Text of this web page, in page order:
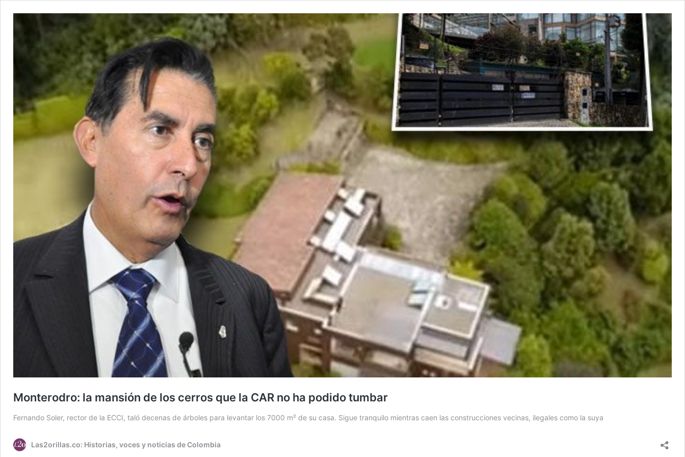
Monterodro: la mansión de los cerros que la CAR no ha podido tumbar
Fernando Soler, rector de la ECCI, taló decenas de árboles para levantar los 7000 m² de su casa. Sigue tranquilo mientras caen las construcciones vecinas, ilegales como la suya
Las2orillas.co: Historias, voces y noticias de Colombia